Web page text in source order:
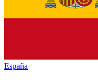
España